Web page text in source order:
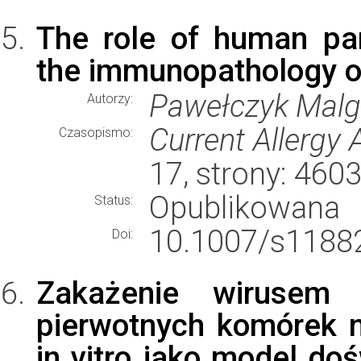
The role of human
the immunopathology
Autorzy: Pawełczyk
Czasopismo:
Current Allergy
17, strony:
Status: Opublikowana
Doi:
10.1007/
Zakażenie
pierwotnych komórek